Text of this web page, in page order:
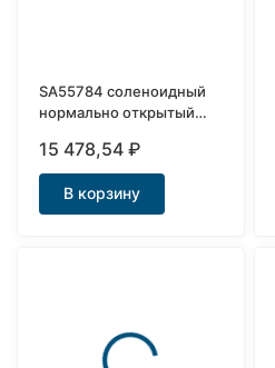
SA55784 соленоидный
нормально открытый
15 478,54₽
В корзину